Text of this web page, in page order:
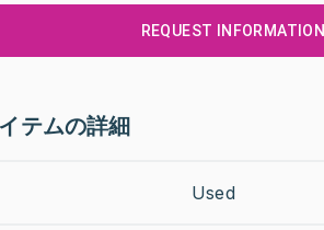
REQUEST INFORMATION
テムの詳細
Used